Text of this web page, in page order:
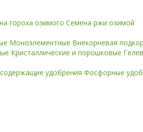
гороха озимого Семена ржи озимой
Моноэлементные Внекорневая
Кристаллические и порошковые
удобрения Фосфорные